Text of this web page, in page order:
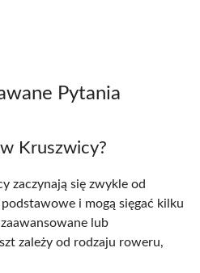
Pytania
Kruszwicy?
zaczynają się zwykle od
i mogą sięgać kilku
lub
zależy od rodzaju roweru,